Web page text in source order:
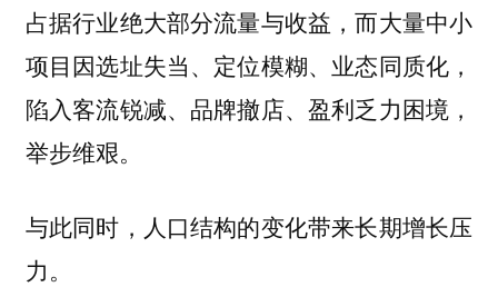
占据行业绝大部分流量与收益，而大量中小
项目因选址失当、定位模糊、业态同质化，
陷入客流锐减、品牌撤店、盈利乏力困境，
举步维艰。
与此同时，人口结构的变化带来长期增长压
力。